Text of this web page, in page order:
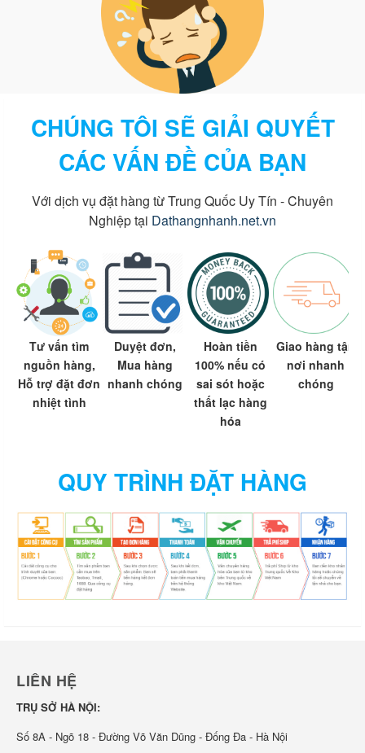
CHÚNG TÔI SẼ GIẢI QUYẾT
CÁC VẤN ĐỀ CỦA BẠN
Với dịch vụ đặt hàng từ Trung Quốc Uy Tín - Chuyên
Nghiệp tại Dathangnhanh.net.vn
Tư vấn tìm
nguồn hàng,
Hỗ trợ đặt đơn
nhiệt tình
Duyệt đơn,
Mua hàng
nhanh chóng
Hoàn tiền
100% nếu có
sai sót hoặc
thất lạc hàng
hóa
Giao hàng tận
nơi nhanh
chóng
QUY TRÌNH ĐẶT HÀNG
LIÊN HỆ
TRỤ SỞ HÀ NỘI:
Số 8A - Ngõ 18 - Đường Võ Văn Dũng - Đống Đa - Hà Nội